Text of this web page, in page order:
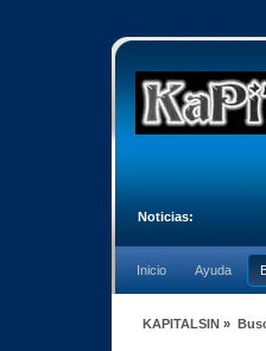
Noticias:
Inicio Ayuda
KAPITALSIN »